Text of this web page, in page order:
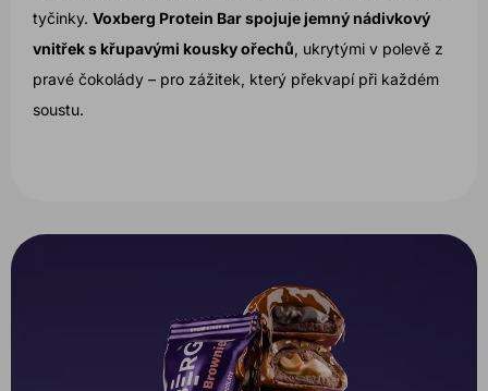
tyčinky. Voxberg Protein Bar spojuje jemný nádivkový
vnitřek s křupavými kousky ořechů, ukrytými v polevě z
pravé čokolády – pro zážitek, který překvapí při každém
soustu.